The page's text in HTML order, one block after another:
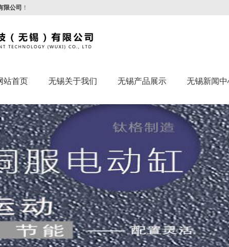
限公司 ！
站首页 无锡关于我们 无锡产品展示 无锡新闻中